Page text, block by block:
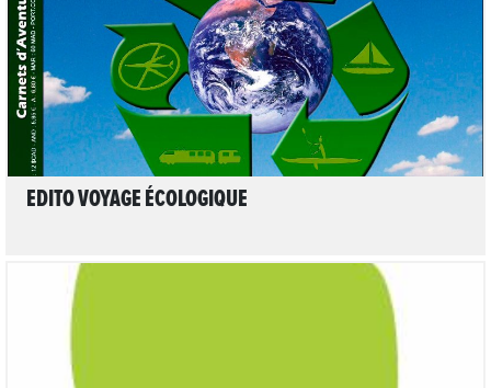
EDITO VOYAGE ÉCOLOGIQUE